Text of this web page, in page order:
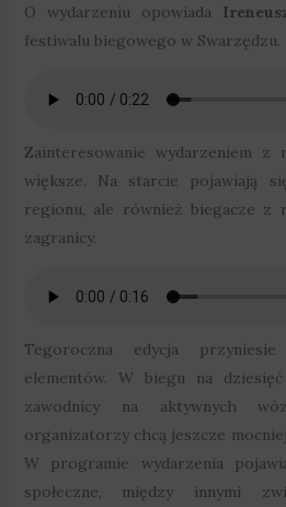
O wydarzeniu opowiada
festiwalu biegowego w Swarzędzu.
Zainteresowanie wydarzeniem
większe. Na starcie pojawiają
regionu, ale również biegacze z
zagranicy.
Tegoroczna edycja
elementów. W biegu na
zawodnicy na aktywnych
organizatorzy chcą jeszcze
W programie wydarzenia
społeczne, między innymi